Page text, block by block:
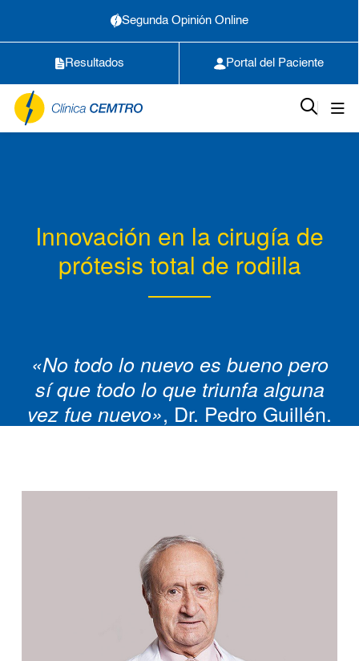
Segunda Opinión Online
Resultados Portal del Paciente
Innovación en la cirugía de
prótesis total de rodilla
«No todo lo nuevo es bueno pero
sí que todo lo que triunfa alguna
vez fue nuevo», Dr. Pedro Guillén.